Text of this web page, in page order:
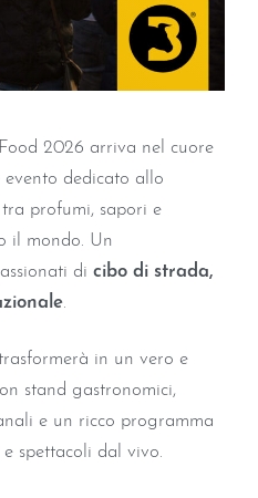
2026 arriva nel cuore
dedicato allo
tra profumi, sapori e
il mondo. Un
di cibo di strada,
.
in un vero e
stand gastronomici,
e un ricco programma
spettacoli dal vivo.